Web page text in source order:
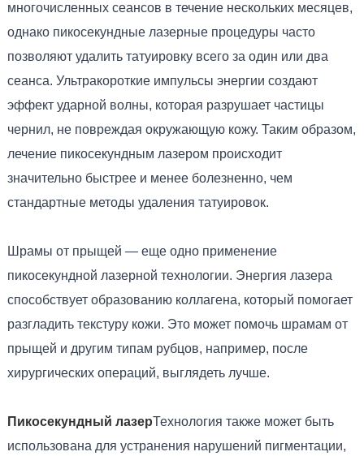
многочисленных сеансов в течение нескольких месяцев,
однако пикосекундные лазерные процедуры часто
позволяют удалить татуировку всего за один или два
сеанса. Ультракороткие импульсы энергии создают
эффект ударной волны, которая разрушает частицы
чернил, не повреждая окружающую кожу. Таким образом,
лечение пикосекундным лазером происходит
значительно быстрее и менее болезненно, чем
стандартные методы удаления татуировок.
Шрамы от прыщей — еще одно применение
пикосекундной лазерной технологии. Энергия лазера
способствует образованию коллагена, который помогает
разгладить текстуру кожи. Это может помочь шрамам от
прыщей и другим типам рубцов, например, после
хирургических операций, выглядеть лучше.
Пикосекундный лазерТехнология также может быть
использована для устранения нарушений пигментации,